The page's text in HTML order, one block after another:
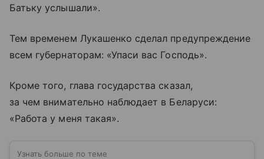
Батьку услышали».
Тем временем Лукашенко сделал предупреждение
всем губернаторам: «Упаси вас Господь».
Кроме того, глава государства сказал,
за чем внимательно наблюдает в Беларуси:
«Работа у меня такая».
Узнать больше по теме